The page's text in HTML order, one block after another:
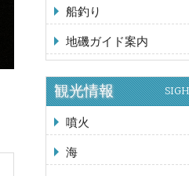
船釣り
地磯ガイド案内
観光情報
噴火
海